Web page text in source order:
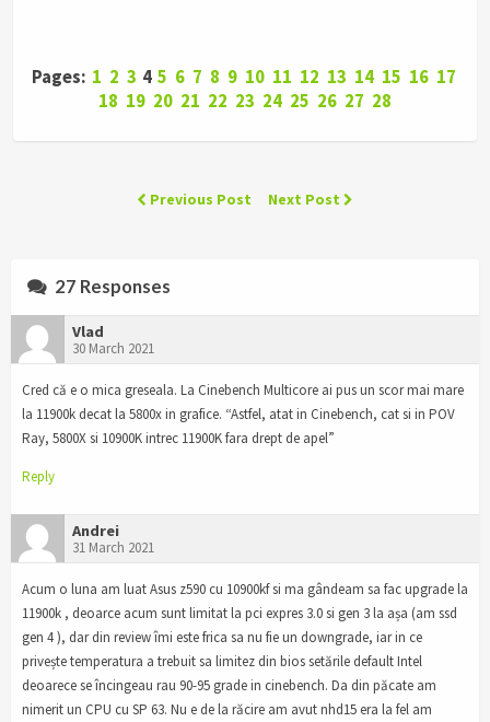
Pages: 1 2 3 4 5 6 7 8 9 10 11 12 13 14 15 16 17
18 19 20 21 22 23 24 25 26 27 28
Previous Post Next Post
27 Responses
Vlad
30 March 2021
Cred că e o mica greseala. La Cinebench Multicore ai pus un scor mai mare
la 11900k decat la 5800x in grafice. “Astfel, atat in Cinebench, cat si in POV
Ray, 5800X si 10900K intrec 11900K fara drept de apel”
Reply
Andrei
31 March 2021
Acum o luna am luat Asus z590 cu 10900kf si ma gândeam sa fac upgrade la
11900k , deoarce acum sunt limitat la pci expres 3.0 si gen 3 la așa (am ssd
gen 4 ), dar din review îmi este frica sa nu fie un downgrade, iar in ce
privește temperatura a trebuit sa limitez din bios setările default Intel
deoarece se încingeau rau 90-95 grade in cinebench. Da din păcate am
nimerit un CPU cu SP 63. Nu e de la răcire am avut nhd15 era la fel am